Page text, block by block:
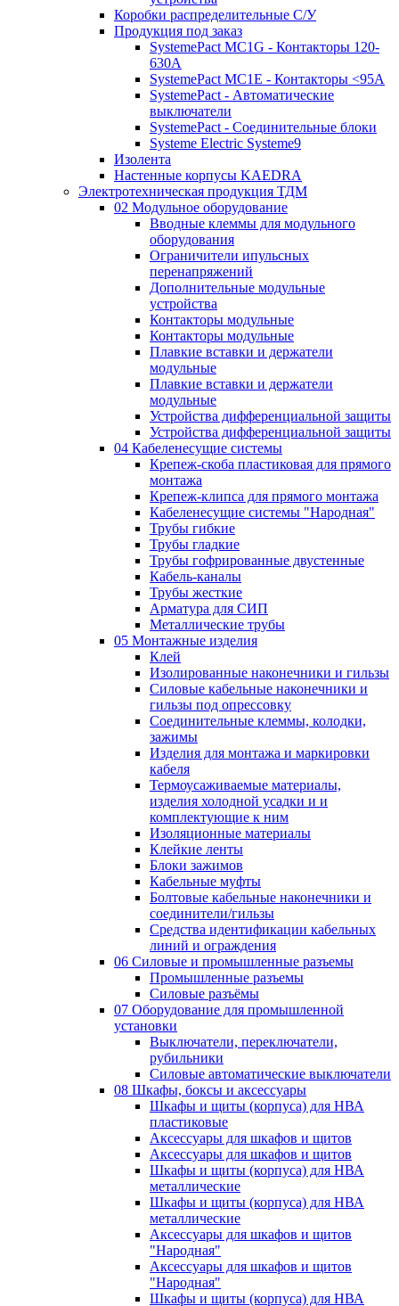
Коробки распределительные C/У
Продукция под заказ
SystemePact MC1G - Контакторы 120-
630A
SystemePact MC1E - Контакторы <95A
SystemePact - Автоматические
выключатели
SystemePact - Соединительные блоки
Systeme Electric Systeme9
Изолента
Настенные корпусы KAEDRA
Электротехническая продукция ТДМ
02 Модульное оборудование
Вводные клеммы для модульного
оборудования
Ограничители ипульсных
перенапряжений
Дополнительные модульные
устройства
Контакторы модульные
Контакторы модульные
Плавкие вставки и держатели
модульные
Плавкие вставки и держатели
модульные
Устройства дифференциальной защиты
Устройства дифференциальной защиты
04 Кабеленесущие системы
Крепеж-скоба пластиковая для прямого
монтажа
Крепеж-клипса для прямого монтажа
Кабеленесущие системы "Народная"
Трубы гибкие
Трубы гладкие
Трубы гофрированные двустенные
Кабель-каналы
Трубы жесткие
Арматура для СИП
Металлические трубы
05 Монтажные изделия
Клей
Изолированные наконечники и гильзы
Силовые кабельные наконечники и
гильзы под опрессовку
Соединительные клеммы, колодки,
зажимы
Изделия для монтажа и маркировки
кабеля
Термоусаживаемые материалы,
изделия холодной усадки и и
комплектующие к ним
Изоляционные материалы
Клейкие ленты
Блоки зажимов
Кабельные муфты
Болтовые кабельные наконечники и
соединители/гильзы
Средства идентификации кабельных
линий и ограждения
06 Силовые и промышленные разъемы
Промышленные разъемы
Силовые разъёмы
07 Оборудование для промышленной
установки
Выключатели, переключатели,
рубильники
Силовые автоматические выключатели
08 Шкафы, боксы и аксессуары
Шкафы и щиты (корпуса) для НВА
пластиковые
Аксессуары для шкафов и щитов
Аксессуары для шкафов и щитов
Шкафы и щиты (корпуса) для НВА
металлические
Шкафы и щиты (корпуса) для НВА
металлические
Аксессуары для шкафов и щитов
"Народная"
Аксессуары для шкафов и щитов
"Народная"
Шкафы и щиты (корпуса) для НВА